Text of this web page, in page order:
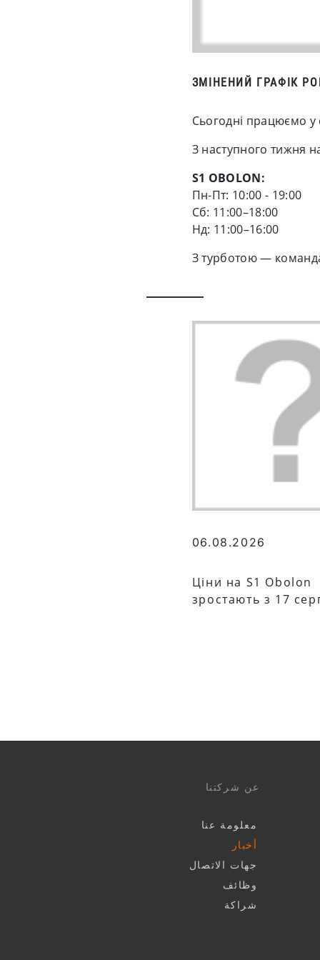
ЗМІНЕНИЙ ГРАФІК
Сьогодні працюємо
З наступного тижня
S1 OBOLON:
Пн-Пт: 10:00 - 19:00
Cб: 11:00–18:00
Нд: 11:00–16:00
З турботою —
06.08.2026
Ціни на S1 Obolon
зростають з 17
عن شركتنا
معلومة عنا
أخبار
جهات الاتصال
وظائف
شراكة